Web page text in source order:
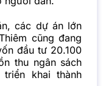
các dự án lớn
cũng đang
đầu tư 20.100
thu ngân sách
khai thành